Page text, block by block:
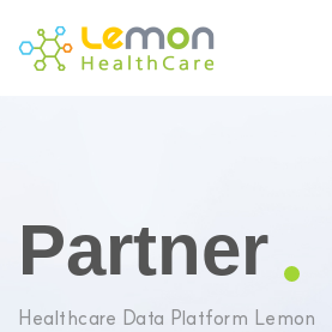
Partner
Healthcare Data Platform Lemon